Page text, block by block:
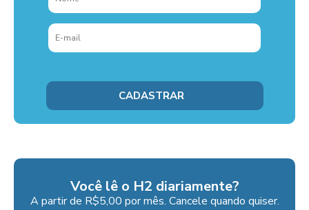
Você lê o H2 diariamente?
A partir de R$5,00 por mês. Cancele quando quiser.